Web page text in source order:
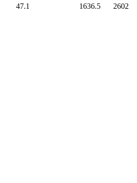
47.1 1636.5 2602